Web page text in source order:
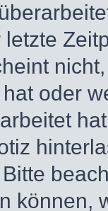
oder
können,